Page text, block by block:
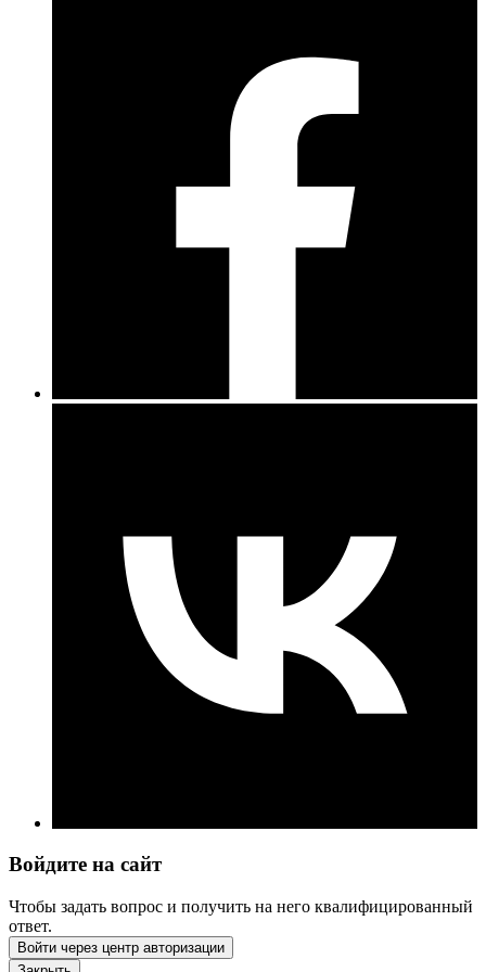
Войдите на сайт
Чтобы задать вопрос и получить на него квалифицированный
ответ.
Войти через центр авторизации